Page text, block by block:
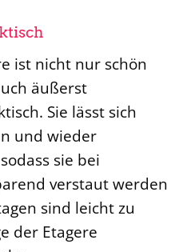
ist nicht nur schön
äußerst
Sie lässt sich
und wieder
sie bei
verstaut werden
sind leicht zu
der Etagere